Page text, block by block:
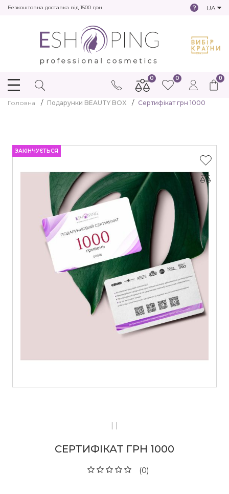
Безкоштовна доставка від 1500 грн UA
0
0 0
Головна Подарунки BEAUTY BOX Сертифікат грн 1000
ЗАКІНЧУЄТЬСЯ
| |
СЕРТИФІКАТ ГРН 1000
(0)